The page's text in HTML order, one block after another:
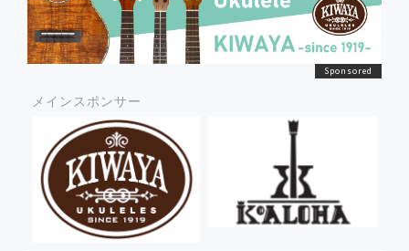
メインスポンサー